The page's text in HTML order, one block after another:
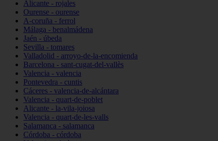
Alicante - rojales
Ourense - ourense
A-coruña - ferrol
Málaga - benalmádena
Jaén - úbeda
Sevilla - tomares
Valladolid - arroyo-de-la-encomienda
Barcelona - sant-cugat-del-vallès
Valencia - valencia
Pontevedra - cuntis
Cáceres - valencia-de-alcántara
Valencia - quart-de-poblet
Alicante - la-vila-joiosa
Valencia - quart-de-les-valls
Salamanca - salamanca
Córdoba - córdoba